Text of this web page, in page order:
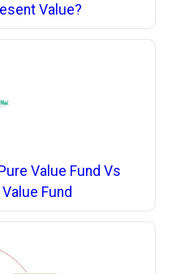
Value?
Value Fund Vs
Fund